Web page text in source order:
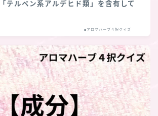
テルペン系アルデヒド類」を含有して
■アロマハーブ４択クイズ